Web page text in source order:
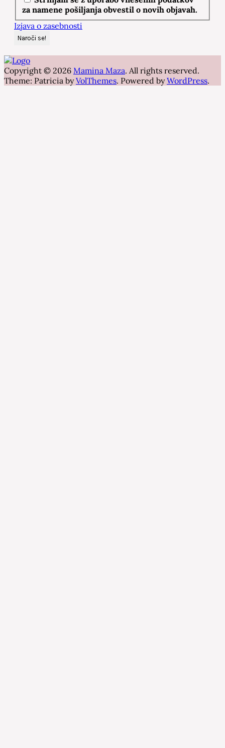
za namene pošiljanja obvestil o novih objavah.
Izjava o zasebnosti
Copyright © 2026 Mamina Maza. All rights reserved.
Theme: Patricia byVolThemes. Powered byWordPress.